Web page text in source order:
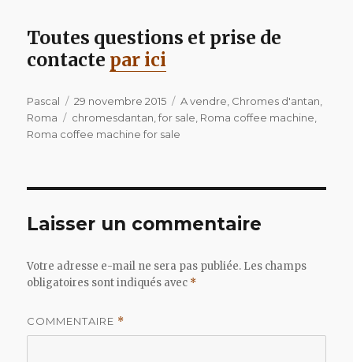
Toutes questions et prise de
contacte par ici
Auteur
Pascal
Publié
le
29 novembre 2015 Catégories
A vendre Chromes d'antan
Roma
Étiquettes
chromesdantan ,for sale Roma coffee machine
Roma coffee machine for sale
Laisser un commentaire
Votre adresse e-mail ne sera pas publiée. Les champs
obligatoires sont indiqués avec *
COMMENTAIRE *